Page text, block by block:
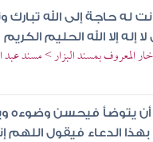
له حاجة إلى الله تبارك
إله إلا الله الحليم الكريم
المعروف بمسند البزار > مسند عبد
أن يتوضأ فيحسن وضوءه
الدعاء فيقول اللهم